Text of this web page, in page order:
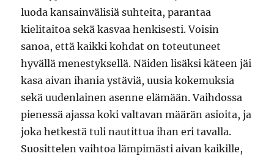
luoda kansainvälisiä suhteita, parantaa
kielitaitoa sekä kasvaa henkisesti. Voisin
sanoa, että kaikki kohdat on toteutuneet
hyvällä menestyksellä. Näiden lisäksi käteen jäi
kasa aivan ihania ystäviä, uusia kokemuksia
sekä uudenlainen asenne elämään. Vaihdossa
pienessä ajassa koki valtavan määrän asioita, ja
joka hetkestä tuli nautittua ihan eri tavalla.
Suosittelen vaihtoa lämpimästi aivan kaikille,